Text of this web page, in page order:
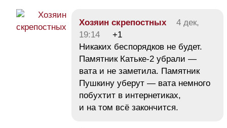
Хозяин скрепостных
4 дек,
19:14
+1
Никаких беспорядков не будет.
Памятник Катьке-2 убрали —
вата и не заметила. Памятник
Пушкину уберут — вата немного
побухтит в интернетиках,
и на том всё закончится.